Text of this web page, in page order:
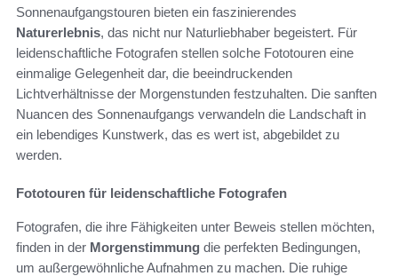
Sonnenaufgangstouren bieten ein faszinierendes
Naturerlebnis, das nicht nur Naturliebhaber begeistert. Für
leidenschaftliche Fotografen stellen solche Fototouren eine
einmalige Gelegenheit dar, die beeindruckenden
Lichtverhältnisse der Morgenstunden festzuhalten. Die sanften
Nuancen des Sonnenaufgangs verwandeln die Landschaft in
ein lebendiges Kunstwerk, das es wert ist, abgebildet zu
werden.
Fototouren für leidenschaftliche Fotografen
Fotografen, die ihre Fähigkeiten unter Beweis stellen möchten,
finden in der Morgenstimmung die perfekten Bedingungen,
um außergewöhnliche Aufnahmen zu machen. Die ruhige